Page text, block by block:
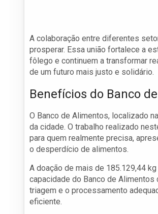
A colaboração entre diferentes
prosperar. Essa união fortalece a
fôlego e continuem a transformar
de um futuro mais justo e solidário.
Benefícios do Banco
O Banco de Alimentos, localizado
da cidade. O trabalho realizado
para quem realmente precisa,
o desperdício de alimentos.
A doação de mais de 185.129,44
capacidade do Banco de
triagem e o processamento
eficiente.